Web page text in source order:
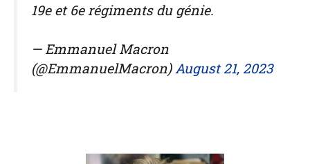
19e et 6e régiments du génie.
— Emmanuel Macron
(@EmmanuelMacron)August 21, 2023